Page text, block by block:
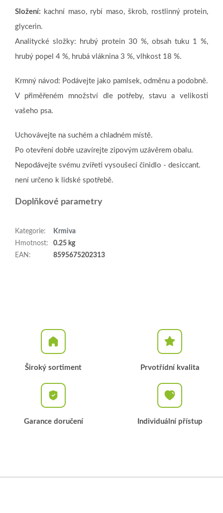
Složení: kachní maso, rybí maso, škrob, rostlinný protein,
glycerin.
Analitycké složky: hrubý protein 30 %, obsah tuku 1 %,
hrubý popel 4 %, hrubá vláknina 3 %, vlhkost 18 %.
Krmný návod: Podávejte jako pamlsek, odměnu a podobně.
V přiměřeném množství dle potřeby, stavu a velikosti
vašeho psa.
Uchovávejte na suchém a chladném místě.
Po otevření dobře uzavírejte zipovým uzávěrem obalu.
Nepodávejte svému zvířeti vysoušecí činidlo - desiccant.
není určeno k lidské spotřebě.
Doplňkové parametry
Kategorie:
Krmiva
Hmotnost:
0.25 kg
EAN : 8595675202313
Široký sortiment Prvotřídní kvalita
Garance doručení Individuální přístup